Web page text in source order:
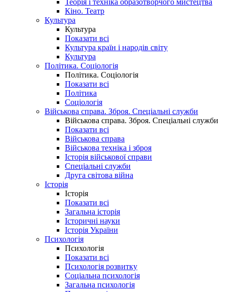
Теорія і техніка образотворчого мистецтва
Кіно. Театр
Культура
Культура
Показати всі
Культура країн і народів світу
Культура
Політика. Соціологія
Політика. Соціологія
Показати всі
Політика
Соціологія
Військова справа. Зброя. Спеціальні служби
Військова справа. Зброя. Спеціальні служби
Показати всі
Військова справа
Військова техніка і зброя
Історія військової справи
Спеціальні служби
Друга світова війна
Історія
Історія
Показати всі
Загальна історія
Історичні науки
Історія України
Психологія
Психологія
Показати всі
Психологія розвитку
Соціальна психологія
Загальна психологія